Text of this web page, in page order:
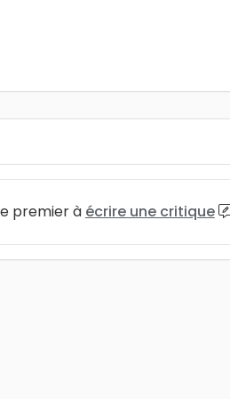
premier à écrire une critique